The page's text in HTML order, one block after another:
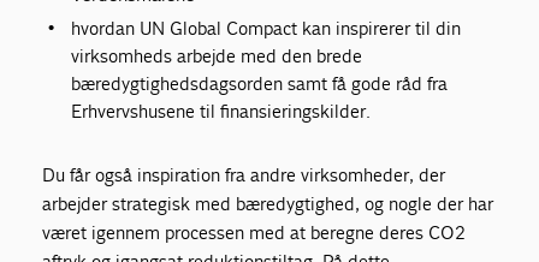
hvordan UN Global Compact kan inspirerer til din
virksomheds arbejde med den brede
bæredygtighedsdagsorden samt få gode råd fra
Erhvervshusene til finansieringskilder.
Du får også inspiration fra andre virksomheder, der
arbejder strategisk med bæredygtighed, og nogle der har
været igennem processen med at beregne deres CO2